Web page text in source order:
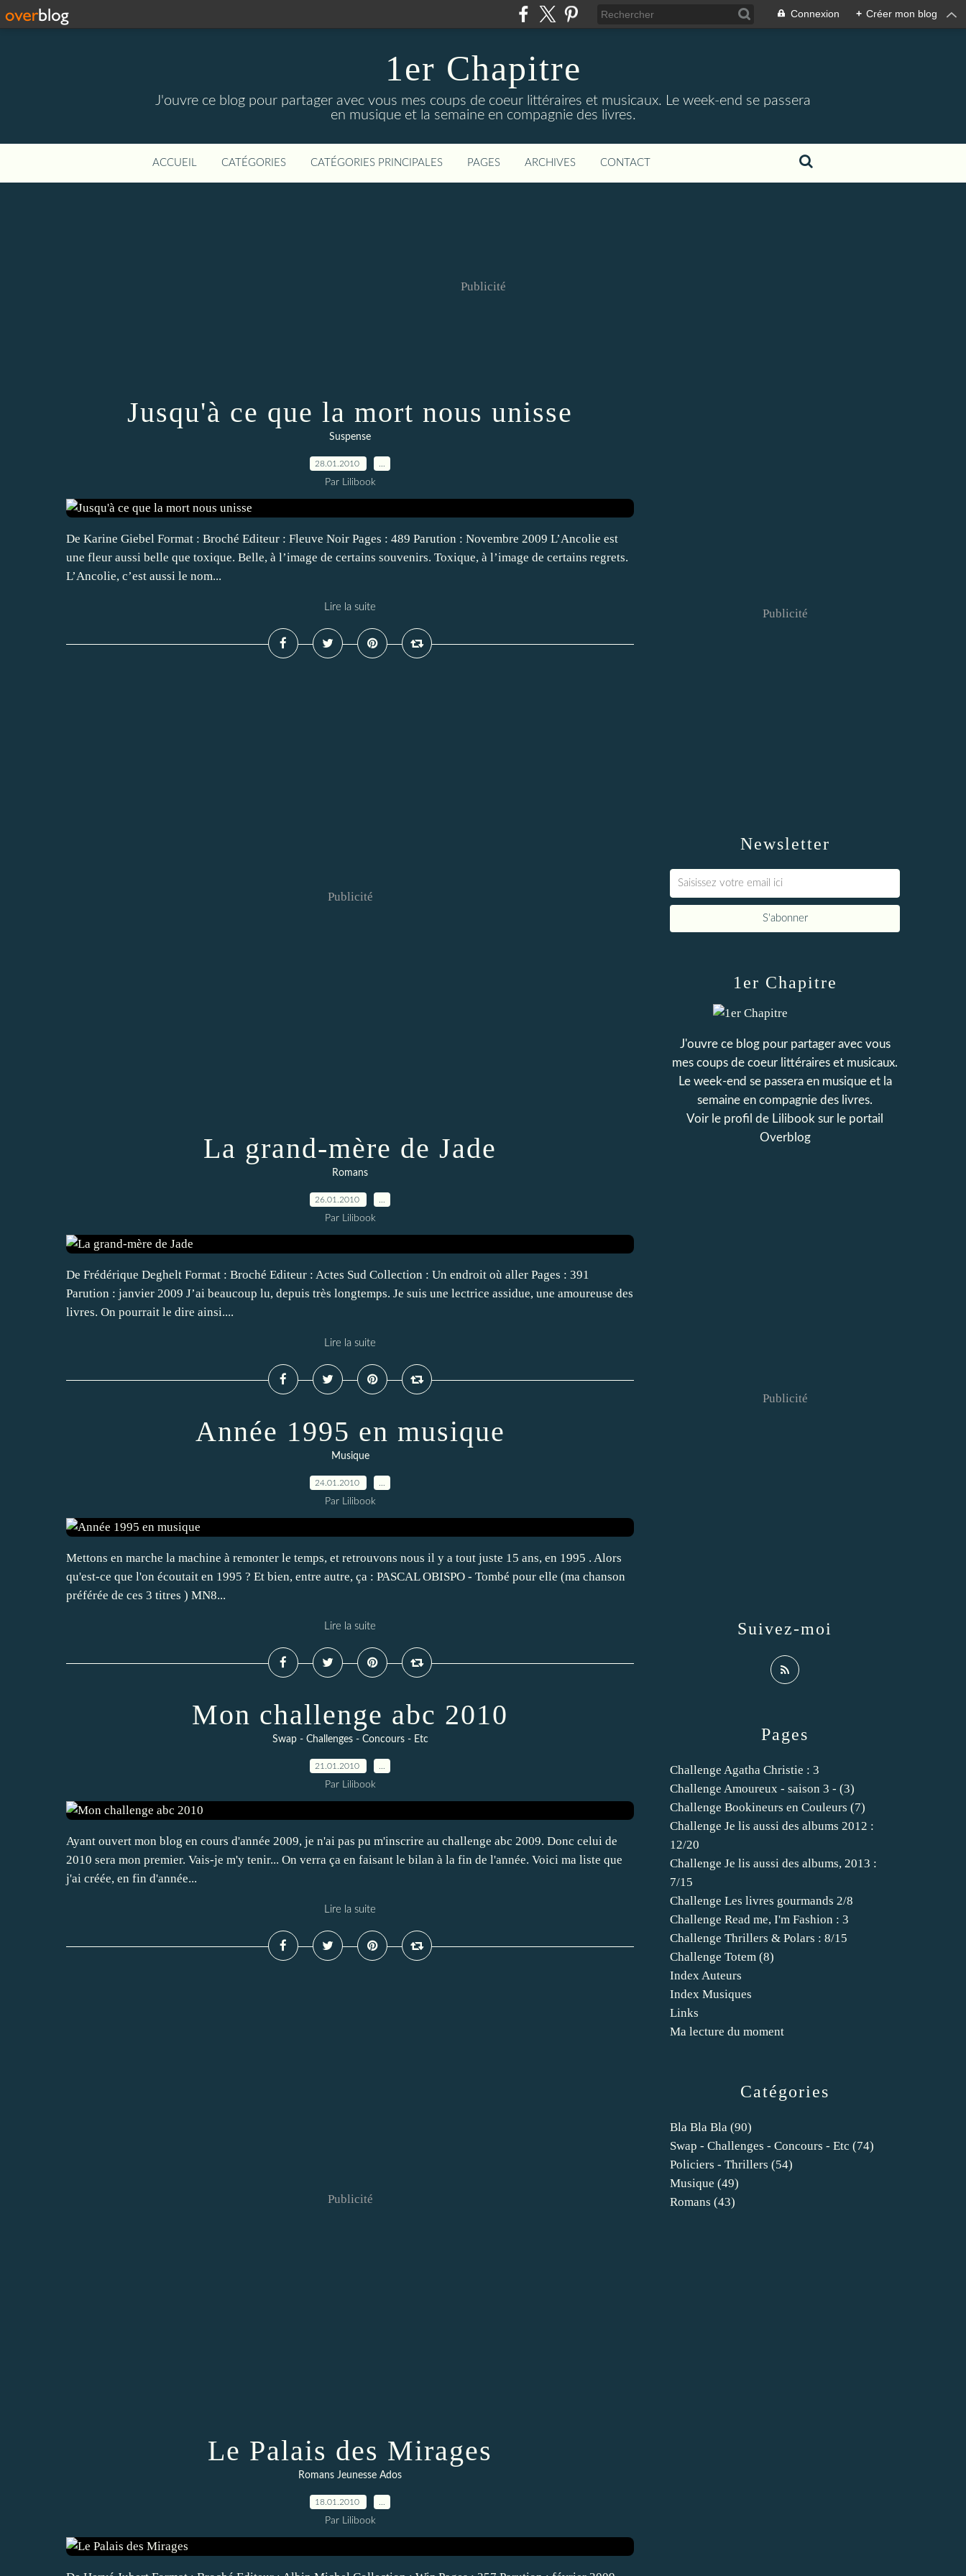
Connexion + Créer mon blog
1er Chapitre
J'ouvre ce blog pour partager avec vous mes coups de coeur littéraires et musicaux. Le week-end se passera
en musique et la semaine en compagnie des livres.
ACCUEIL CATÉGORIES CATÉGORIES PRINCIPALES PAGES ARCHIVES CONTACT
Publicité
Jusqu'à ce que la mort nous unisse
Suspense
28.01.2010
Par Lilibook
De Karine Giebel Format : Broché Editeur : Fleuve Noir Pages : 489 Parution : Novembre 2009 L’Ancolie est
une fleur aussi belle que toxique. Belle, à l’image de certains souvenirs. Toxique, à l’image de certains regrets.
L’Ancolie, c’est aussi le nom...
Lire la suite
Publicité
La grand-mère de Jade
Romans
26.01.2010
Par Lilibook
De Frédérique Deghelt Format : Broché Editeur : Actes Sud Collection : Un endroit où aller Pages : 391
Parution : janvier 2009 J’ai beaucoup lu, depuis très longtemps. Je suis une lectrice assidue, une amoureuse des
livres. On pourrait le dire ainsi....
Lire la suite
Année 1995 en musique
Musique
24.01.2010
Par Lilibook
Mettons en marche la machine à remonter le temps, et retrouvons nous il y a tout juste 15 ans, en 1995 . Alors
qu'est-ce que l'on écoutait en 1995 ? Et bien, entre autre, ça : PASCAL OBISPO - Tombé pour elle (ma chanson
préférée de ces 3 titres ) MN8...
Lire la suite
Mon challenge abc 2010
Swap - Challenges - Concours - Etc
21.01.2010
Par Lilibook
Ayant ouvert mon blog en cours d'année 2009, je n'ai pas pu m'inscrire au challenge abc 2009. Donc celui de
2010 sera mon premier. Vais-je m'y tenir... On verra ça en faisant le bilan à la fin de l'année. Voici ma liste que
j'ai créée, en fin d'année...
Lire la suite
Publicité
Le Palais des Mirages
Romans Jeunesse Ados
18.01.2010
Par Lilibook
Newsletter
Publicité
Catégories
Bla Bla Bla (90)
Swap - Challenges - Concours - Etc (74)
Policiers - Thrillers (54)
Musique (49)
Romans (43)
Pages
Challenge Agatha Christie : 3
Challenge Amoureux - saison 3 - (3)
Challenge Bookineurs en Couleurs (7)
Challenge Je lis aussi des albums 2012 :
12/20
Challenge Je lis aussi des albums, 2013 :
7/15
Challenge Les livres gourmands 2/8
Challenge Read me, I'm Fashion : 3
Challenge Thrillers & Polars : 8/15
Challenge Totem (8)
Index Auteurs
Index Musiques
Links
Ma lecture du moment
1er Chapitre
J'ouvre ce blog pour partager avec vous
mes coups de coeur littéraires et musicaux.
Le week-end se passera en musique et la
semaine en compagnie des livres.
Voir le profil de Lilibook sur le portail
Overblog
Suivez-moi
Publicité